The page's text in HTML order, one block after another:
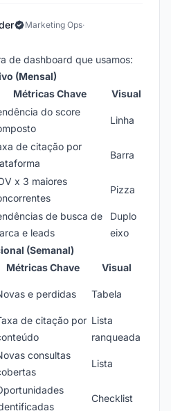
Marketing Ops·
de dashboard que usamos:
(Mensal)
Métricas Chave
Visual
do score
Linha
de citação por
Barra
x 3 maiores
Pizza
de busca de
e leads
Duplo
eixo
(Semanal)
Métricas Chave
Visual
e perdidas Tabela
de citação por Lista
ranqueada
consultas
Lista
Checklist